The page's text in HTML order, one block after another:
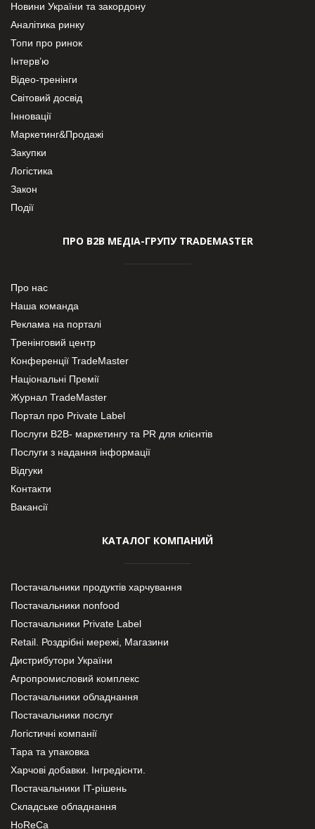
Новини України та закордону
Аналітика ринку
Топи про ринок
Інтерв’ю
Відео-тренінги
Світовий досвід
Інновації
Маркетинг&Продажі
Закупки
Логістика
Закон
Події
ПРО В2В МЕДІА-ГРУПУ TRADEMASTER
Про нас
Наша команда
Реклама на порталі
Тренінговий центр
Конференції TradeMaster
Національні Премії
Журнал TradeMaster
Портал про Private Label
Послуги В2В- маркетингу та PR для клієнтів
Послуги з надання інформації
Відгуки
Контакти
Вакансії
КАТАЛОГ КОМПАНИЙ
Постачальники продуктів харчування
Постачальники nonfood
Постачальники Private Label
Retail. Роздрібні мережі, Магазини
Дистрибутори України
Агропромисловий комплекс
Постачальники обладнання
Постачальники послуг
Логістичні компанії
Тара та упаковка
Харчові добавки. Інгредієнти.
Постачальники IT-рішень
Складське обладнання
HoReCa